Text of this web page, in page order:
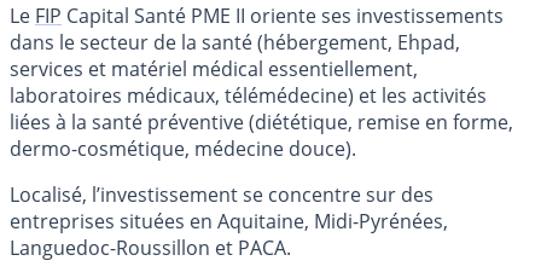
Le FIP Capital Santé PME II oriente ses investissements
dans le secteur de la santé (hébergement, Ehpad,
services et matériel médical essentiellement,
laboratoires médicaux, télémédecine) et les activités
liées à la santé préventive (diététique, remise en forme,
dermo-cosmétique, médecine douce).
Localisé, l’investissement se concentre sur des
entreprises situées en Aquitaine, Midi-Pyrénées,
Languedoc-Roussillon et PACA.